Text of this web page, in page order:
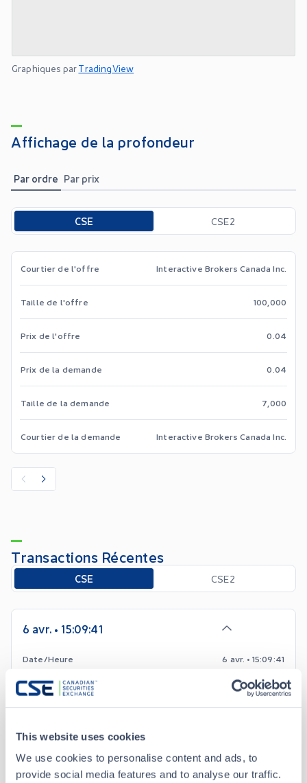
This website uses cookies
We use cookies to personalise content and ads, to
provide social media features and to analyse our traffic.
Graphiques parTradingView
Affichage de la profondeur
Par ordre Par prix
Toggle options
CSE CSE2
Courtier de l'offre Interactive Brokers Canada Inc.
Taille de l'offre 100,000
Prix de l'offre 0.04
Prix de la demande 0.04
Taille de la demande 7,000
Courtier de la demande Interactive Brokers Canada Inc.
Transactions Récentes
Toggle options
CSE CSE2
6 avr. • 15:09:41
Date/Heure 6 avr. • 15:09:41
Prix 0.04
Volume